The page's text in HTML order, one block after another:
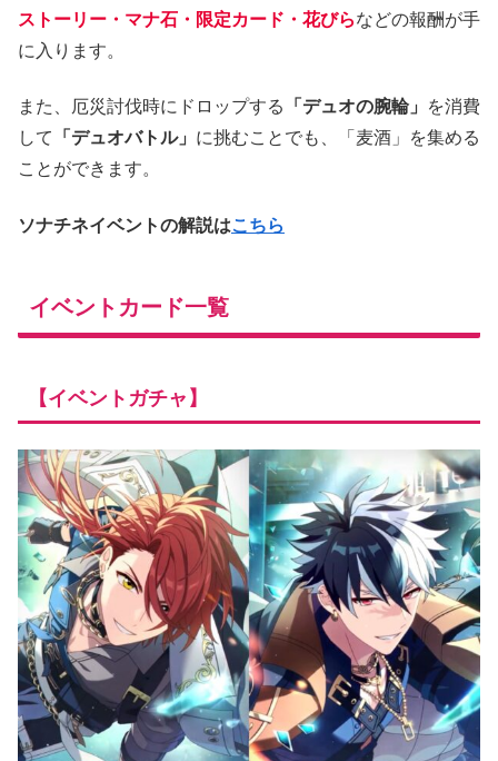
ストーリー・マナ石・限定カード・花びらなどの報酬が手
に入ります。
また、厄災討伐時にドロップする 「デュオの腕輪」
を消費
して
「デュオバトル」 に挑むことでも、「麦酒」を集める
ことができます。
ソナチネイベントの解説はこちら
イベントカード一覧
【イベントガチャ】